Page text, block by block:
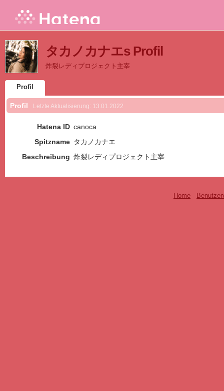
タカノカナエs Profil
炸裂レディプロジェクト主宰
Profil
Profil Letzte Aktualisierung: 13.01.2022
Hatena ID canoca
Spitzname タカノカナエ
Beschreibung 炸裂レディプロジェクト主宰
Home -